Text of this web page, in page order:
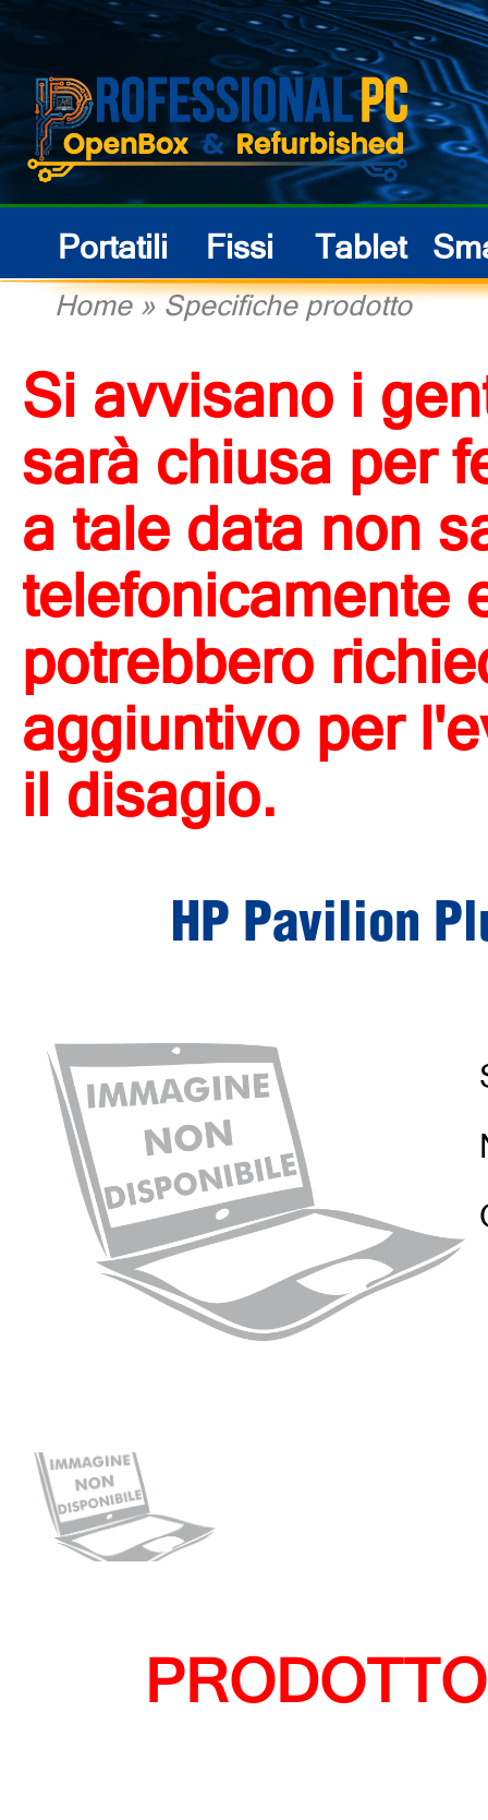
Portatili Fissi Tablet
Home»Specifiche prodotto
Si avvisano i
sarà chiusa per
a tale data non
telefonicamente
potrebbero
aggiuntivo per
il disagio.
HP Pavilion